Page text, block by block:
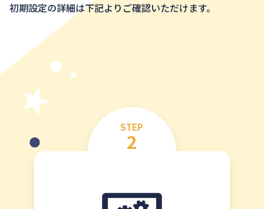
初期設定の詳細は下記よりご確認いただけます。
STEP
2